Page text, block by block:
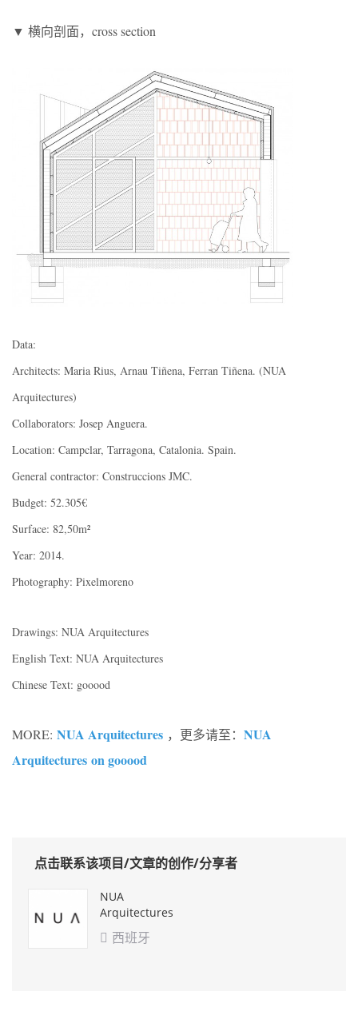
▼ 横向剖面，cross section
Data:
Architects: Maria Rius, Arnau Tiñena, Ferran Tiñena. (NUA
Arquitectures)
Collaborators: Josep Anguera.
Location: Campclar, Tarragona, Catalonia. Spain.
General contractor: Construccions JMC.
Budget: 52.305€
Surface: 82,50m²
Year: 2014.
Photography: Pixelmoreno
Drawings: NUA Arquitectures
English Text: NUA Arquitectures
Chinese Text: gooood
MORE: NUA Arquitectures ，更多请至： NUA
Arquitectures on gooood
点击联系该项目/文章的创作/分享者
NUA
Arquitectures
 西班牙